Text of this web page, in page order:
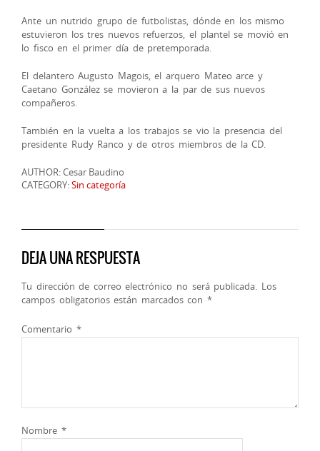
Ante un nutrido grupo de futbolistas, dónde en los mismo
estuvieron los tres nuevos refuerzos, el plantel se movió en
lo fisco en el primer día de pretemporada.
El delantero Augusto Magois, el arquero Mateo arce y
Caetano González se movieron a la par de sus nuevos
compañeros.
También en la vuelta a los trabajos se vio la presencia del
presidente Rudy Ranco y de otros miembros de la CD.
AUTHOR: Cesar Baudino
CATEGORY:Sin categoría
DEJA UNA RESPUESTA
Tu dirección de correo electrónico no será publicada. Los
campos obligatorios están marcados con *
Comentario *
Nombre *